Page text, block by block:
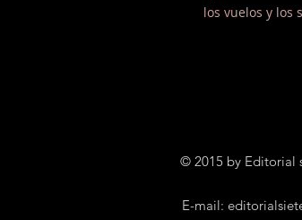
los vuelos y los
© 2015 by Editorial
E-mail: